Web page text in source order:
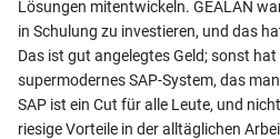
Lösungen mitentwickeln. GEALAN
in Schulung zu investieren, und das
Das ist gut angelegtes Geld; sonst
supermodernes SAP-System, das
SAP ist ein Cut für alle Leute, und
riesige Vorteile in der alltäglichen